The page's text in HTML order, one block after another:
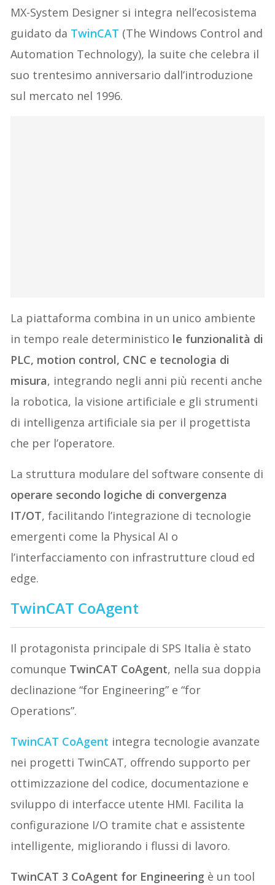
MX-System Designer si integra nell’ecosistema
guidato da TwinCAT (The Windows Control and
Automation Technology), la suite che celebra il
suo trentesimo anniversario dall’introduzione
sul mercato nel 1996.
La piattaforma combina in un unico ambiente
in tempo reale deterministico le funzionalità di
PLC, motion control, CNC e tecnologia di
misura, integrando negli anni più recenti anche
la robotica, la visione artificiale e gli strumenti
di intelligenza artificiale sia per il progettista
che per l’operatore.
La struttura modulare del software consente di
operare secondo logiche di convergenza
IT/OT, facilitando l’integrazione di tecnologie
emergenti come la Physical AI o
l’interfacciamento con infrastrutture cloud ed
edge.
TwinCAT CoAgent
Il protagonista principale di SPS Italia è stato
comunque TwinCAT CoAgent, nella sua doppia
declinazione “for Engineering” e “for
Operations”.
TwinCAT CoAgent integra tecnologie avanzate
nei progetti TwinCAT, offrendo supporto per
ottimizzazione del codice, documentazione e
sviluppo di interfacce utente HMI. Facilita la
configurazione I/O tramite chat e assistente
intelligente, migliorando i flussi di lavoro.
TwinCAT 3 CoAgent for Engineering è un tool